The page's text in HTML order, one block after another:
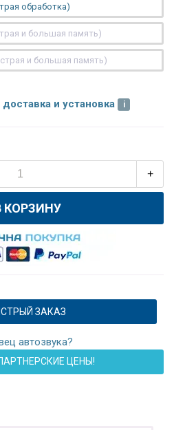
обработка)
и большая память)
и большая память)
и установка
+
КОРЗИНУ
ЗАКАЗ
автозвука?
ЦЕНЫ!